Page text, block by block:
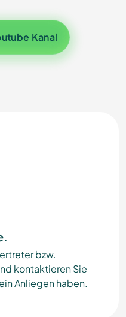
Kanal
bzw.
kontaktieren Sie
Anliegen haben.